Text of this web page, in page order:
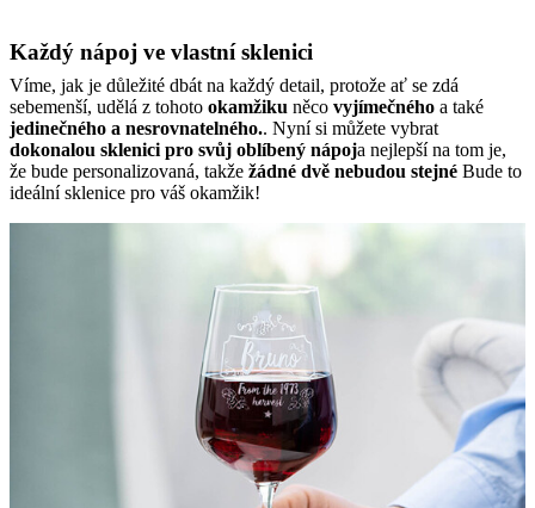
Každý nápoj ve vlastní sklenici
Víme, jak je důležité dbát na každý detail, protože ať se zdá
sebemenší, udělá z tohoto okamžiku něco vyjímečného a také
jedinečného a nesrovnatelného.. Nyní si můžete vybrat
dokonalou sklenici pro svůj oblíbený nápoja nejlepší na tom je,
že bude personalizovaná, takže žádné dvě nebudou stejné Bude to
ideální sklenice pro váš okamžik!